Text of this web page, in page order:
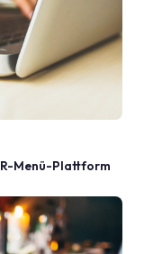
Menü-Plattform